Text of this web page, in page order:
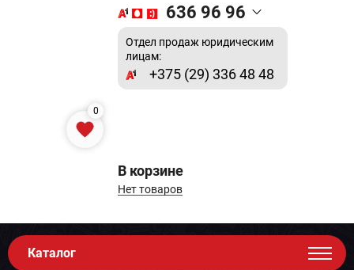
636 96 96
Отдел продаж юридическим
лицам:
+375 (29) 336 48 48
0
В корзине
Нет товаров
Каталог